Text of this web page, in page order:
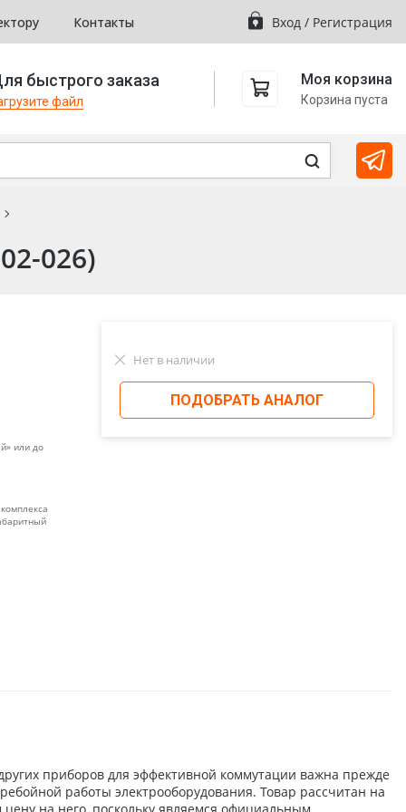
Контакты Вход / Регистрация
быстрого заказа
файл
Моя корзина
Корзина пуста
026)
или до
Нет в наличии
ПОДОБРАТЬ АНАЛОГ
приборов для эффективной коммутации важна прежде
работы электрооборудования. Товар рассчитан на